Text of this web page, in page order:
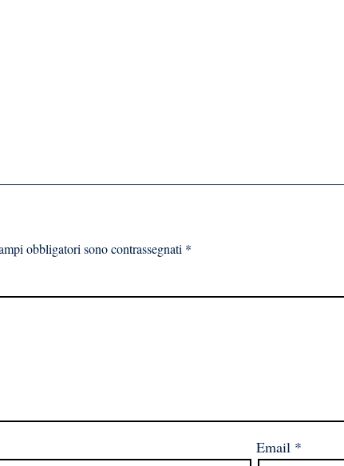
obbligatori sono contrassegnati *
Email *